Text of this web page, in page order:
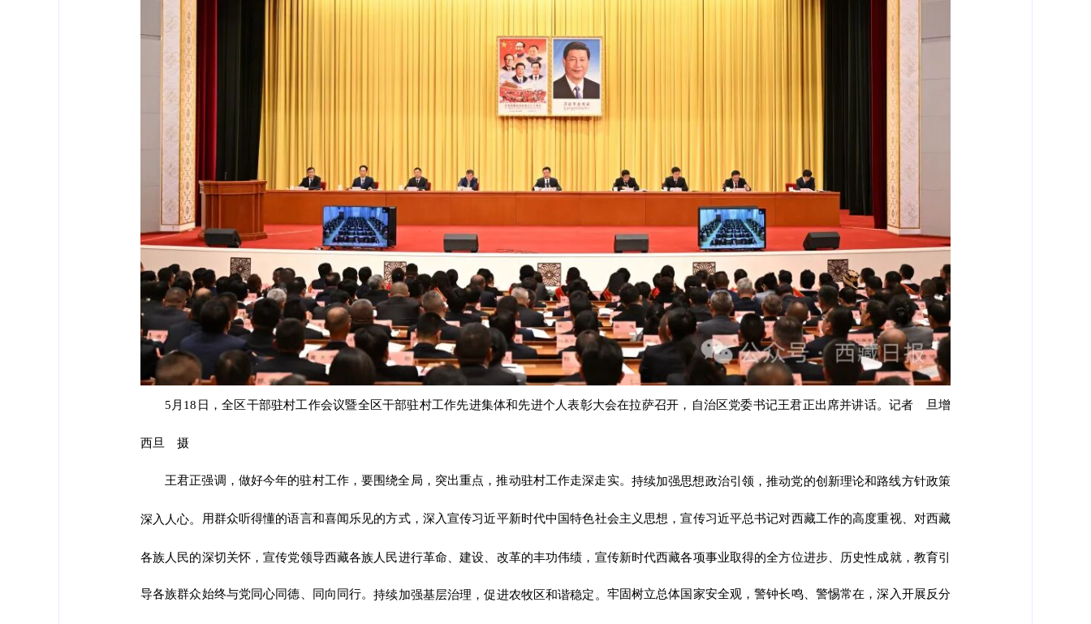
5月18日，全区干部驻村工作会议暨全区干部驻村工作先进集体和先进个人表彰大会在拉萨召开，自治区党委书记王君正出席并讲话。记者 旦增
西旦 摄
王君正强调，做好今年的驻村工作，要围绕全局，突出重点，推动驻村工作走深走实。 持续加强思想政治引领，推动党的创新理论和路线方针政策
深入人心。 用群众听得懂的语言和喜闻乐见的方式，深入宣传习近平新时代中国特色社会主义思想，宣传习近平总书记对西藏工作的高度重视、对西藏
各族人民的深切关怀，宣传党领导西藏各族人民进行革命、建设、改革的丰功伟绩，宣传新时代西藏各项事业取得的全方位进步、历史性成就，教育引
导各族群众始终与党同心同德、同向同行。持续加强基层治理，促进农牧区和谐稳定。 牢固树立总体国家安全观，警钟长鸣、警惕常在，深入开展反分